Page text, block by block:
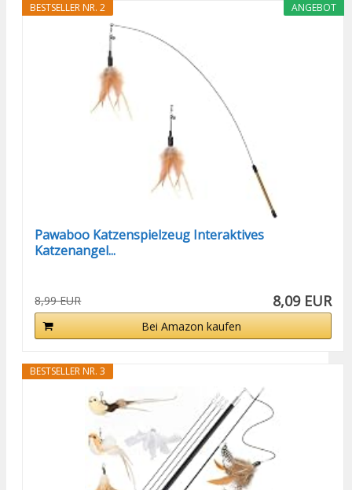
ANGEBOT
BESTSELLER NR. 2
Pawaboo Katzenspielzeug Interaktives
Katzenangel...
8,99 EUR 8,09 EUR
Bei Amazon kaufen
BESTSELLER NR. 3